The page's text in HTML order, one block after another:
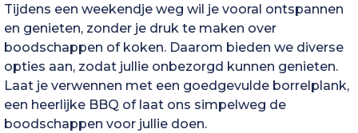
Tijdens een weekendje weg wil je vooral ontspannen
en genieten, zonder je druk te maken over
boodschappen of koken. Daarom bieden we diverse
opties aan, zodat jullie onbezorgd kunnen genieten.
Laat je verwennen met een goedgevulde borrelplank,
een heerlijke BBQ of laat ons simpelweg de
boodschappen voor jullie doen.